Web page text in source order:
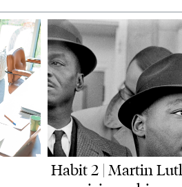
Habit 2 | Martin